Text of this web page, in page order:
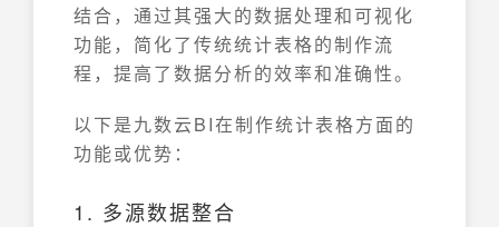
结合，通过其强大的数据处理和可视化
功能，简化了传统统计表格的制作流
程，提高了数据分析的效率和准确性。
以下是九数云BI在制作统计表格方面的
功能或优势：
1. 多源数据整合